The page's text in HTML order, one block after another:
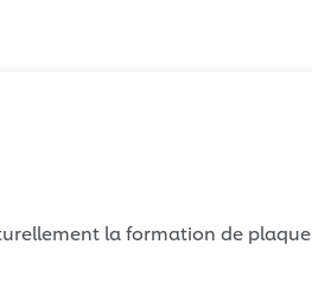
la formation de plaque